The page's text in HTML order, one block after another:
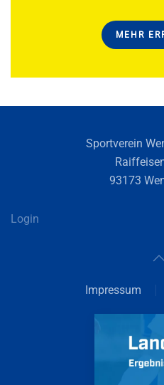
MEHR
Sportverein
93173
Login
Impressum